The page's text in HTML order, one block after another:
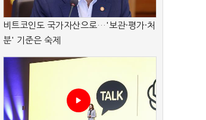
비트코인도 국가자산으로…'보관·평가·처
분' 기준은 숙제